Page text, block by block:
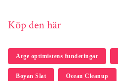
Köp den här
Arge optimistens funderingar
Boyan Slat Ocean Cleanup